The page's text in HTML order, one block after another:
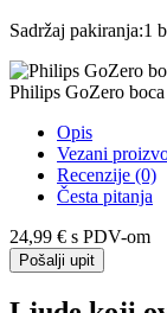
Sadržaj pakiranja:1
Philips GoZero
Opis
Vezani
Recenzije (0)
Česta pitanja
24,99 € s PDV-om
Pošalji upit